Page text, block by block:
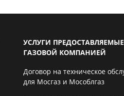
УСЛУГИ
ГАЗОВОЙ КОМПАНИЕЙ
Договор на техническое
для Мосгаз и Мособлгаз